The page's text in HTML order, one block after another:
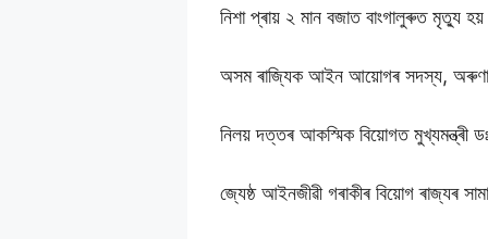
নিশা প্ৰায় ২ মান বজাত বাংগালুৰুত মৃত্যু হয়
অসম ৰাজ্যিক আইন আয়োগৰ সদস্য,
নিলয় দত্তৰ আকস্মিক বিয়োগত মুখ্যমন্ত্ৰী
জ্যেষ্ঠ আইনজীৱী গৰাকীৰ বিয়োগ ৰাজ্যৰ